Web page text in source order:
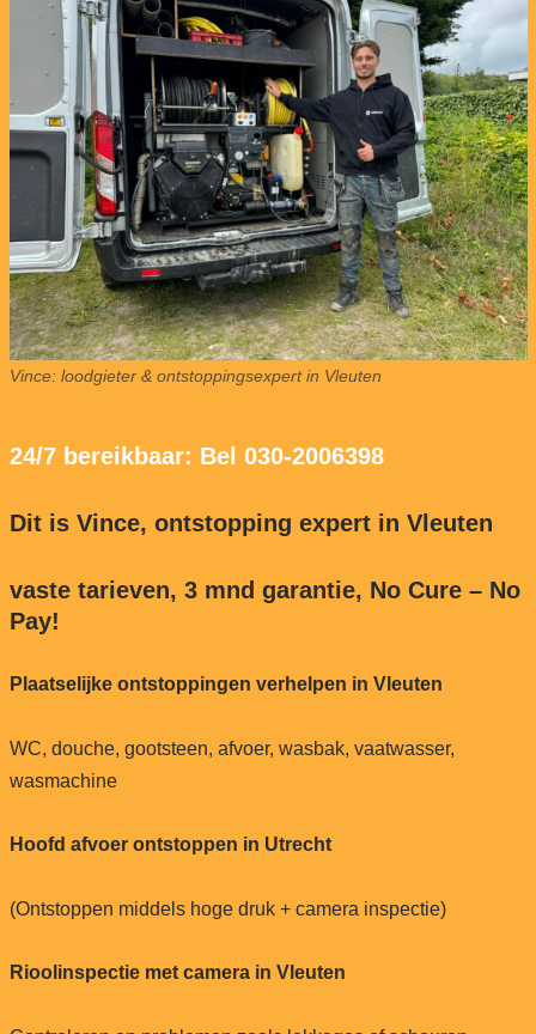
Vince: loodgieter & ontstoppingsexpert in Vleuten
24/7 bereikbaar: Bel 030-2006398
Dit is Vince, ontstopping expert in Vleuten
vaste tarieven, 3 mnd garantie, No Cure – No
Pay!
Plaatselijke ontstoppingen verhelpen in Vleuten
WC, douche, gootsteen, afvoer, wasbak, vaatwasser,
wasmachine
Hoofd afvoer ontstoppen in Utrecht
(Ontstoppen middels hoge druk + camera inspectie)
Rioolinspectie met camera in Vleuten